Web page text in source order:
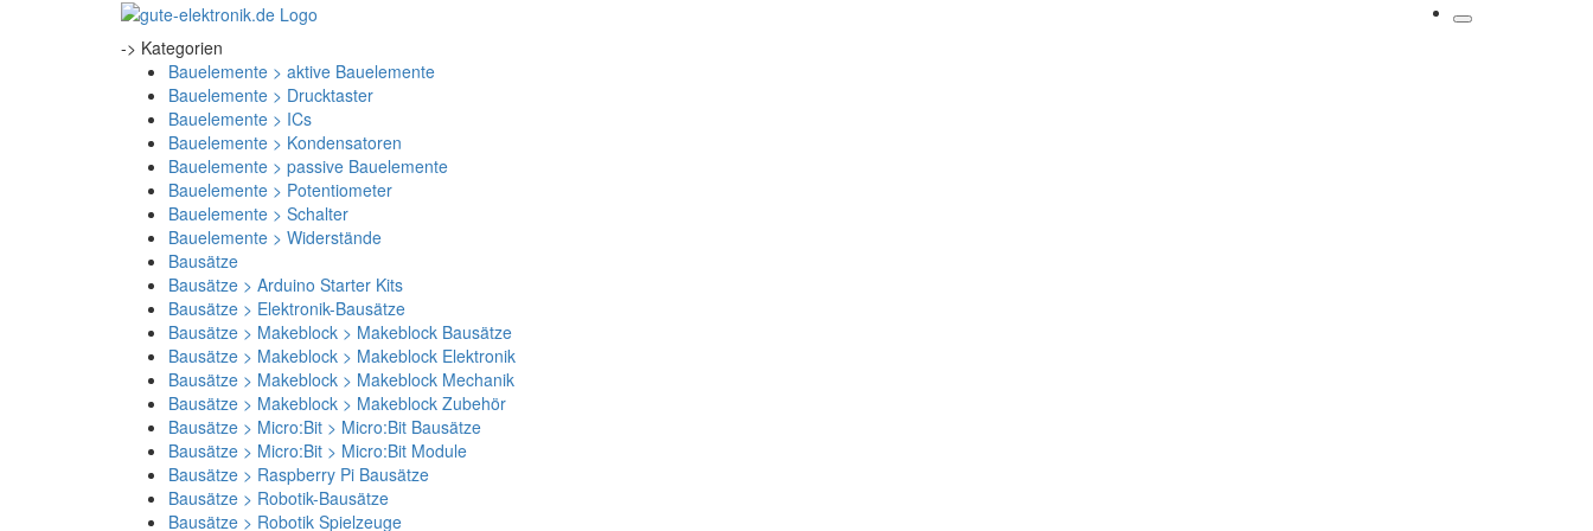
-> Kategorien
Bauelemente > aktive Bauelemente
Bauelemente > Drucktaster
Bauelemente > ICs
Bauelemente > Kondensatoren
Bauelemente > passive Bauelemente
Bauelemente > Potentiometer
Bauelemente > Schalter
Bauelemente > Widerstände
Bausätze
Bausätze > Arduino Starter Kits
Bausätze > Elektronik-Bausätze
Bausätze > Makeblock > Makeblock Bausätze
Bausätze > Makeblock > Makeblock Elektronik
Bausätze > Makeblock > Makeblock Mechanik
Bausätze > Makeblock > Makeblock Zubehör
Bausätze > Micro:Bit > Micro:Bit Bausätze
Bausätze > Micro:Bit > Micro:Bit Module
Bausätze > Raspberry Pi Bausätze
Bausätze > Robotik-Bausätze
Bausätze > Robotik Spielzeuge